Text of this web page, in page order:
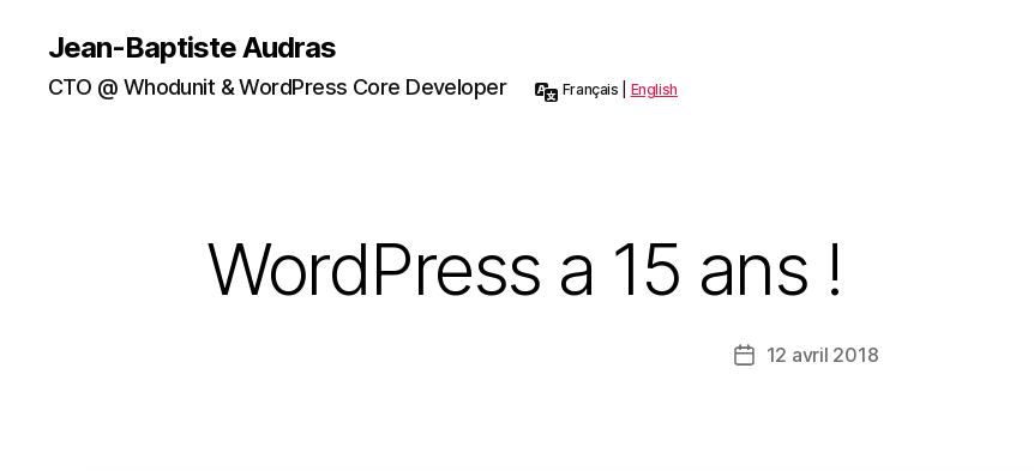
Jean-Baptiste Audras
CTO @ Whodunit & WordPress Core Developer Languages:
Français English
WordPress a 15 ans !
Date12 avril 2018